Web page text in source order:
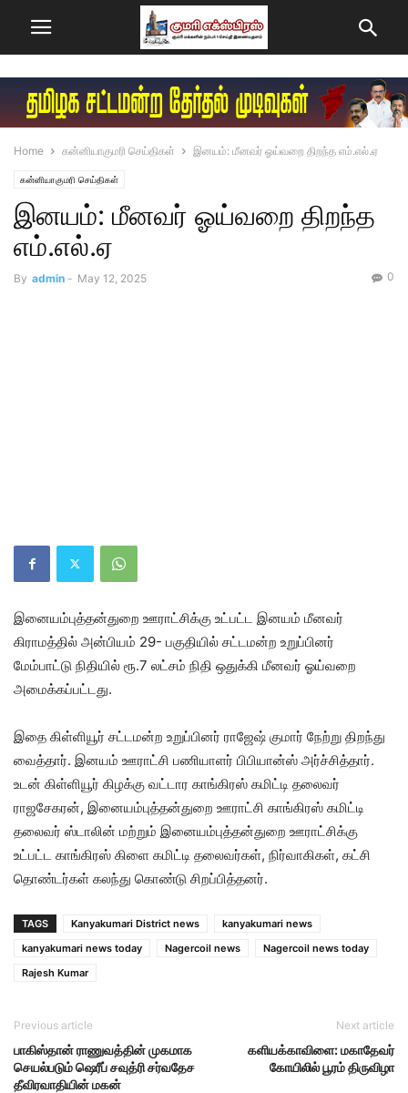
Home கன்னியாகுமரி செய்திகள் இனயம்: மீனவர் ஓய்வறை திறந்த எம்.எல்.ஏ
கன்னியாகுமரி செய்திகள்
இனயம்: மீனவர் ஓய்வறை திறந்த
எம்.எல்.ஏ
By admin - May 12, 2025 0
இனையம்புத்தன்துறை ஊராட்சிக்கு உட்பட்ட இனயம் மீனவர்
கிராமத்தில் அன்பியம் 29- பகுதியில் சட்டமன்ற உறுப்பினர்
மேம்பாட்டு நிதியில் ரூ.7 லட்சம் நிதி ஒதுக்கி மீனவர் ஓய்வறை
அமைக்கப்பட்டது.
இதை கிள்ளியூர் சட்டமன்ற உறுப்பினர் ராஜேஷ் குமார் நேற்று திறந்து
வைத்தார். இனயம் ஊராட்சி பணியாளர் பிபியான்ஸ் அர்ச்சித்தார்.
உடன் கிள்ளியூர் கிழக்கு வட்டார காங்கிரஸ் கமிட்டி தலைவர்
ராஜசேகரன், இனையம்புத்தன்துறை ஊராட்சி காங்கிரஸ் கமிட்டி
தலைவர் ஸ்டாலின் மற்றும் இனையம்புத்தன்துறை ஊராட்சிக்கு
உட்பட்ட காங்கிரஸ் கிளை கமிட்டி தலைவர்கள், நிர்வாகிகள், கட்சி
தொண்டர்கள் கலந்து கொண்டு சிறப்பித்தனர்.
TAGS Kanyakumari District news
kanyakumari news
kanyakumari news today
Nagercoil news
Nagercoil news today
Rajesh Kumar
Previous article
பாகிஸ்தான் ராணுவத்தின் முகமாக
செயல்படும் ஷெரீப் சவுத்ரி சர்வதேச
தீவிரவாதியின் மகன்
Next article
களியக்காவிளை: மகாதேவர்
கோயிலில் பூரம் திருவிழா